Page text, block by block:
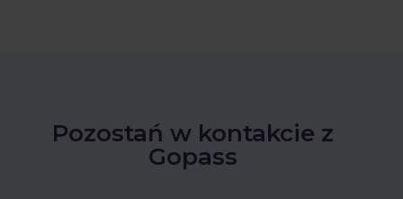
Pozostań w kontakcie z
Gopass